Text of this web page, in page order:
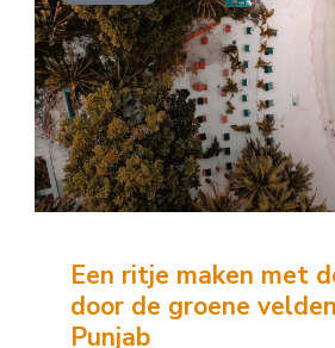
Een ritje maken met
door de groene
Punjab